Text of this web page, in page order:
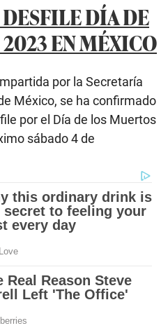
DÍA DE
EN MÉXICO
por la Secretaría
México, se ha confirmado
por el Día de los Muertos
sábado 4 de